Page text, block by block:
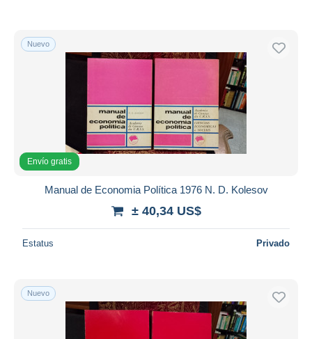
Nuevo
Envío gratis
Manual de Economia Política 1976 N. D. Kolesov
± 40,34 US$
Estatus Privado
Nuevo